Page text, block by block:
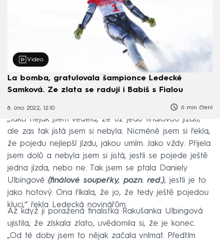
Video
La bomba, gratulovala šampionce Ledecké
Samková. Ze zlata se radují i Babiš s Fialou
8. úno 2022, 12:10 6 min čtení
„Jako nějak jsem věděla, že už jedu finálovou jízdu,
ale zas tak jistá jsem si nebyla. Nicméně jsem si řekla,
že pojedu nejlepší jízdu, jakou umím. Jako vždy. Přijela
jsem dolů a nebyla jsem si jistá, jestli se pojede ještě
jedna jízda, nebo ne. Tak jsem se ptala Daniely
Ulbingové (finálové soupeřky, pozn. red.), jestli je to
jako hotový. Ona říkala, že jo, že tedy ještě pojedou
kluci,“ řekla Ledecká novinářům.
Až když ji poražená finalistka Rakušanka Ulbingová
ujistila, že získala zlato, uvědomila si, že je konec.
„Od té doby jsem to nějak začala vnímat. Předtím